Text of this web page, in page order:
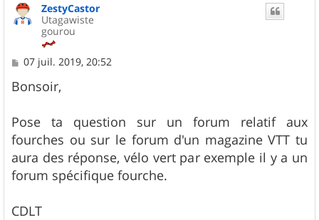
ZestyCastor
Utagawiste
gourou
M
s
s
g
e
07 juil. 2019, 20:52
Bonsoir,
Pose ta question sur un forum relatif aux
fourches ou sur le forum d'un magazine VTT tu
aura des réponse, vélo vert par exemple il y a un
forum spécifique fourche.
CDLT